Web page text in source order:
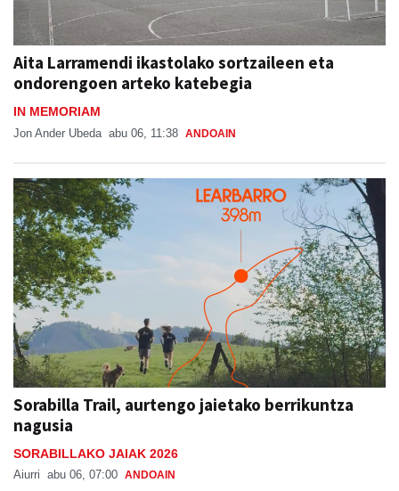
Aita Larramendi ikastolako sortzaileen eta
ondorengoen arteko katebegia
IN MEMORIAM
Jon Ander Ubeda abu 06, 11:38 ANDOAIN
Sorabilla Trail, aurtengo jaietako berrikuntza
nagusia
SORABILLAKO JAIAK 2026
Aiurri abu 06, 07:00 ANDOAIN